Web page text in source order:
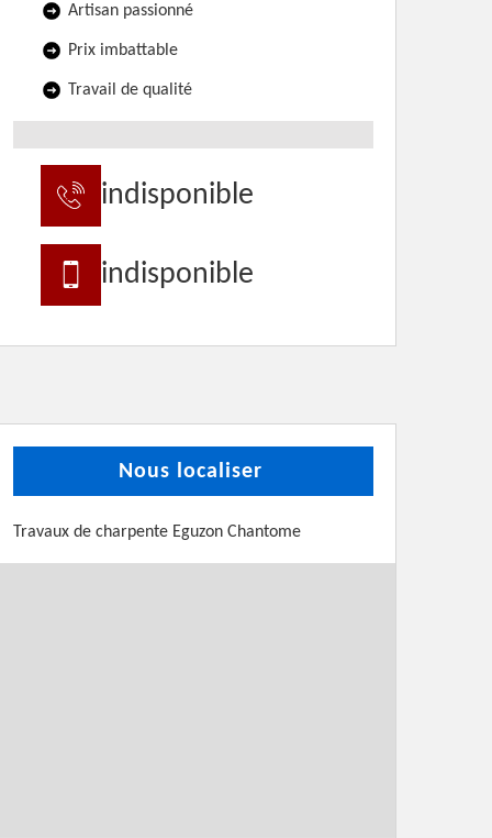
Artisan passionné
Prix imbattable
Travail de qualité
indisponible
indisponible
Nous localiser
Travaux de charpente Eguzon Chantome